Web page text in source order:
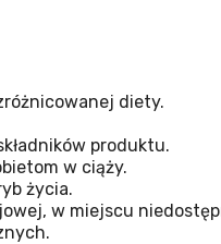
diety.
produktu.
w ciąży.
życia.
w miejscu